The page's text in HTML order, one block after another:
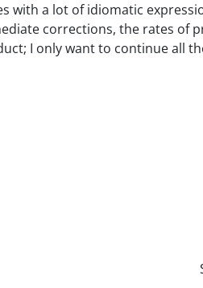
with a lot of idiomatic
corrections, the rates of
I only want to continue all